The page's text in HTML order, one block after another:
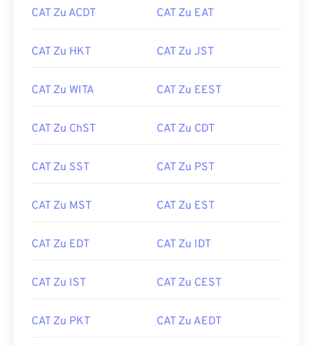
CAT Zu ACDT CAT Zu EAT
CAT Zu HKT CAT Zu JST
CAT Zu WITA CAT Zu EEST
CAT Zu ChST CAT Zu CDT
CAT Zu SST CAT Zu PST
CAT Zu MST CAT Zu EST
CAT Zu EDT CAT Zu IDT
CAT Zu IST CAT Zu CEST
CAT Zu PKT CAT Zu AEDT